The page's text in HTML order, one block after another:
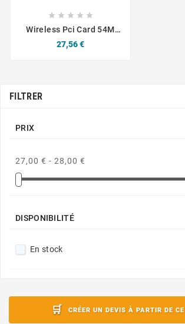
    
Wireless Pci Card 54M
Prix
27,56 €
FILTRER
PRIX
27,00 € - 28,00 €
DISPONIBILITÉ
En stock
CRÉER UN DEVIS À PARTIR DE